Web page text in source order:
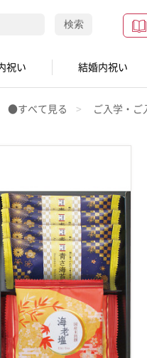
検索
祝い 結婚内祝い
●すべて見る ご入学・